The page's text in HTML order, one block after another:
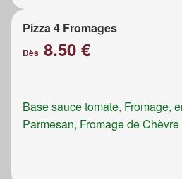
Pizza 4 Fromages
Dès 8.50 €
Base sauce tomate, Fromage,
Parmesan, Fromage de Chèvre